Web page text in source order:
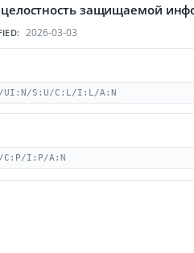
защищаемой
2026-03-03
UI:N/S:U/C:L/I:L/A:N
C:P/I:P/A:N